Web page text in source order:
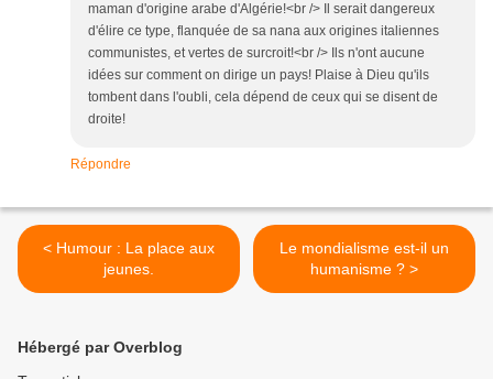
maman d'origine arabe d'Algérie!<br /> Il serait dangereux
d'élire ce type, flanquée de sa nana aux origines italiennes
communistes, et vertes de surcroit!<br /> Ils n'ont aucune
idées sur comment on dirige un pays! Plaise à Dieu qu'ils
tombent dans l'oubli, cela dépend de ceux qui se disent de
droite!
Répondre
< Humour : La place aux
jeunes.
Le mondialisme est-il un
humanisme ? >
Hébergé par Overblog